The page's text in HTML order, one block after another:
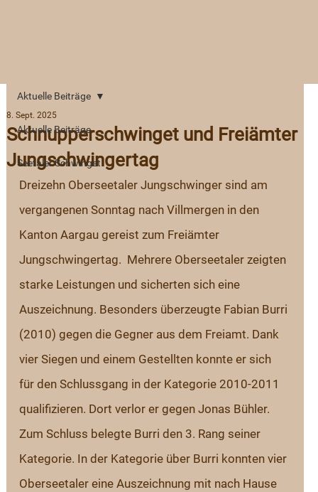
Aktuelle Beiträge
Seetaler Schwinget
Aktuelle Beiträge
Schnupperschwinget und Freiämter
Jungschwingertag
8. Sept. 2025
Dreizehn Oberseetaler Jungschwinger sind am
vergangenen Sonntag nach Villmergen in den
Kanton Aargau gereist zum Freiämter
Jungschwingertag.  Mehrere Oberseetaler zeigten
starke Leistungen und sicherten sich eine
Auszeichnung. Besonders überzeugte Fabian Burri
(2010) gegen die Gegner aus dem Freiamt. Dank
vier Siegen und einem Gestellten konnte er sich
für den Schlussgang in der Kategorie 2010-2011
qualifizieren. Dort verlor er gegen Jonas Bühler.
Zum Schluss belegte Burri den 3. Rang seiner
Kategorie. In der Kategorie über Burri konnten vier
Oberseetaler eine Auszeichnung mit nach Hause